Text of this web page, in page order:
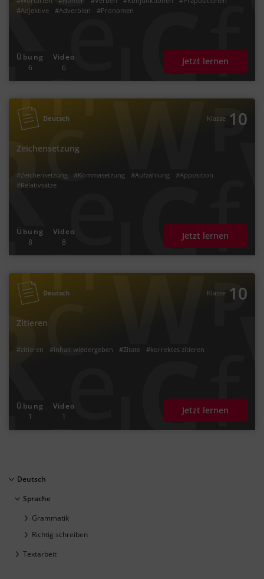
#Adjektive
#Adverbien #Pronomen
Übung
6
Video
6
Jetzt lernen
Deutsch Klasse 10
Zeichensetzung
#Zeichensetzung #Kommasetzung #Aufzählung
#Apposition
#Relativsätze
Übung
8
Video
8
Jetzt lernen
Deutsch Klasse 10
Zitieren
#zitieren #inhalt wiedergeben #Zitate #korrektes zitieren
Übung
1
Video
1
Jetzt lernen
Deutsch
Sprache
Grammatik
Richtig schreiben
Textarbeit